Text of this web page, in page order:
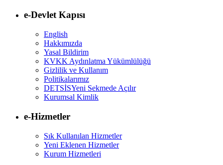
e-Devlet Kapısı
English
Hakkımızda
Yasal Bildirim
KVKK Aydınlatma Yükümlülüğü
Gizlilik ve Kullanım
Politikalarımız
DETSİSYeni Sekmede Açılır
Kurumsal Kimlik
e-Hizmetler
Sık Kullanılan Hizmetler
Yeni Eklenen Hizmetler
Kurum Hizmetleri